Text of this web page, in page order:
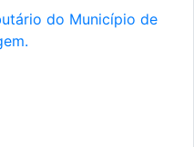
do Município de